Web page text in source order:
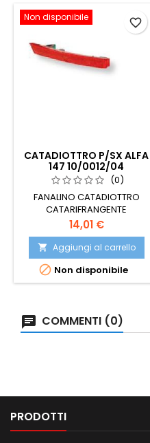
Non disponibile
CATADIOTTRO P/SX ALFA
147 10/0012/04
(0)
FANALINO CATADIOTTRO
CATARIFRANGENTE
POSTERIORE SINISTRO SX ALFA
147 00>04>
Prezzo
14,01 €
 Aggiungi al carrello
 Non disponibile
favorite_border
COMMENTI (0)
PRODOTTI